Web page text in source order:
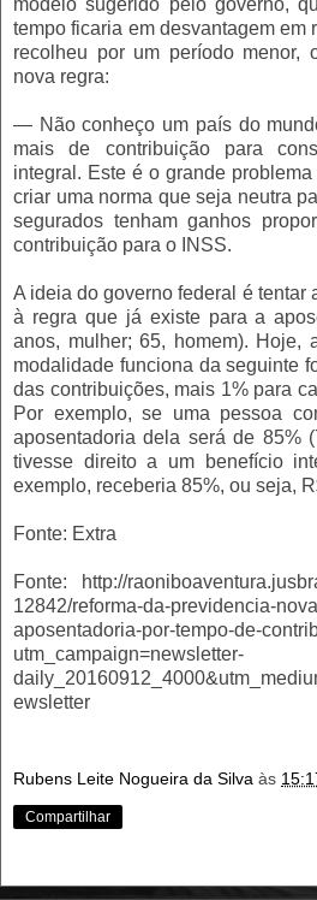
modelo sugerido pelo governo,
tempo ficaria em desvantagem em
recolheu por um período menor,
nova regra:
— Não conheço um país do
mais de contribuição para
integral. Este é o grande
criar uma norma que seja neutra
segurados tenham ganhos
contribuição para o INSS.
A ideia do governo federal é tentar
à regra que já existe para a
anos, mulher; 65, homem). Hoje,
modalidade funciona da seguinte
das contribuições, mais 1% para
Por exemplo, se uma pessoa
aposentadoria dela será de 85%
tivesse direito a um benefício
exemplo, receberia 85%, ou seja,
Fonte: Extra
Fonte: http://
12842/reforma-da-previdencia-
aposentadoria-por-tempo-de-
utm_campaign=newsletter-
ewsletter
Rubens Leite Nogueira da Silva às
Compartilhar